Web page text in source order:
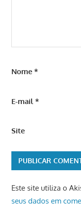
Nome *
E-mail *
Site
Este site utiliza o
seus dados em